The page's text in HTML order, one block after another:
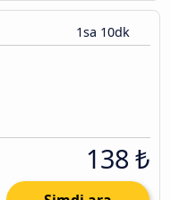
1sa 10dk
138 ₺